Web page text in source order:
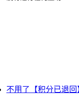
不用了【积分已退回